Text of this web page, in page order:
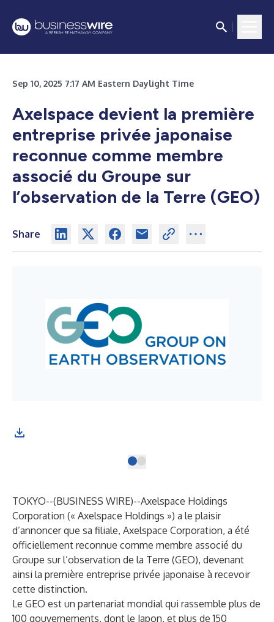
Sep 10, 2025 7:17 AM Eastern Daylight Time
Axelspace devient la première
entreprise privée japonaise
reconnue comme membre
associé du Groupe sur
l’observation de la Terre (GEO)
Share
TOKYO--(BUSINESS WIRE)--Axelspace Holdings
Corporation (« Axelspace Holdings ») a le plaisir
d’annoncer que sa filiale, Axelspace Corporation, a été
officiellement reconnue comme membre associé du
Groupe sur l’observation de la Terre (GEO), devenant
ainsi la première entreprise privée japonaise à recevoir
cette distinction.
Le GEO est un partenariat mondial qui rassemble plus de
100 gouvernements, dont le Japon, et plus de 150